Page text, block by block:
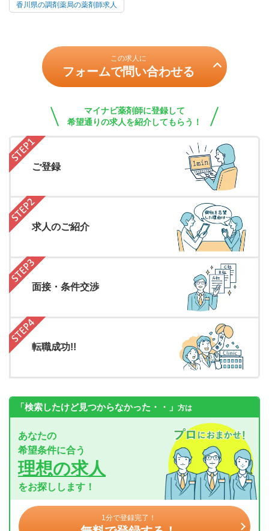
香川県の調剤薬局の薬剤師求人
この求人に
フォームで問い合わせる
マイナビ薬剤師に登録して
希望通りの求人を紹介してもらう！
ご登録
求人のご紹介
面接・条件交渉
転職成功!!
「検索したけど見つからなかった・・」 方は
あなたの
希望条件に合う
理想の求人
をお探しします！
1分で登録完了！